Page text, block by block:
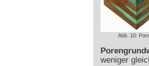
Abb. 10:
weniger